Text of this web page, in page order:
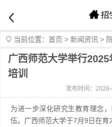
当前位置： 首页 > 新闻资讯 >
广西师范大学举行
培训
发布时间：
为进一步深化研究生教育理念
伍。广西师范大学于7月9日在